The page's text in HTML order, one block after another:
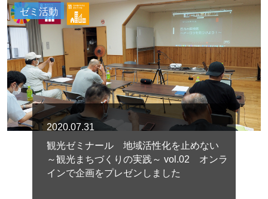
ゼミ活動
2020.07.31
観光ゼミナール 地域活性化を止めない
～観光まちづくりの実践～ vol.02 オンラ
インで企画をプレゼンしました